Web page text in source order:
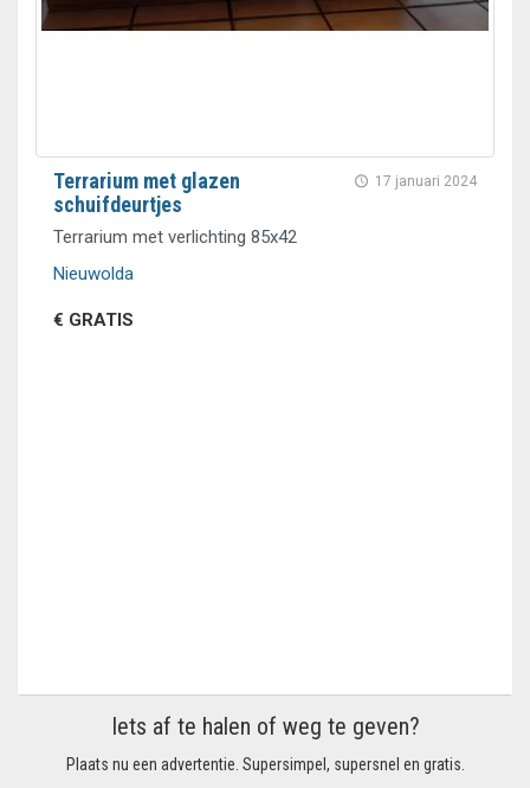
17 januari 2024
Terrarium met glazen
schuifdeurtjes
Terrarium met verlichting 85x42
Nieuwolda
€ GRATIS
Iets af te halen of weg te geven?
Plaats nu een advertentie. Supersimpel, supersnel en gratis.